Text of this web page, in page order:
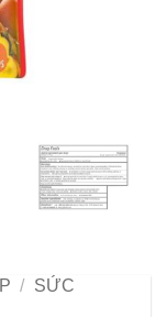
/ SỨC